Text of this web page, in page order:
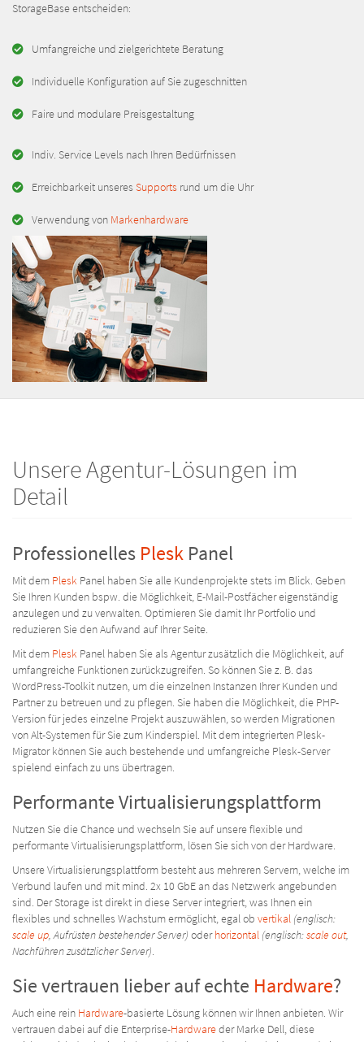
StorageBase entscheiden:
Umfangreiche und zielgerichtete Beratung
Individuelle Konfiguration auf Sie zugeschnitten
Faire und modulare Preisgestaltung
Indiv. Service Levels nach Ihren Bedürfnissen
Erreichbarkeit unseres Supports rund um die Uhr
Verwendung von Markenhardware
Unsere Agentur-Lösungen im
Detail
Professionelles Plesk Panel
Mit dem Plesk Panel haben Sie alle Kundenprojekte stets im Blick. Geben
Sie Ihren Kunden bspw. die Möglichkeit, E-Mail-Postfächer eigenständig
anzulegen und zu verwalten. Optimieren Sie damit Ihr Portfolio und
reduzieren Sie den Aufwand auf Ihrer Seite.
Mit dem Plesk Panel haben Sie als Agentur zusätzlich die Möglichkeit, auf
umfangreiche Funktionen zurückzugreifen. So können Sie z. B. das
WordPress-Toolkit nutzen, um die einzelnen Instanzen Ihrer Kunden und
Partner zu betreuen und zu pflegen. Sie haben die Möglichkeit, die PHP-
Version für jedes einzelne Projekt auszuwählen, so werden Migrationen
von Alt-Systemen für Sie zum Kinderspiel. Mit dem integrierten Plesk-
Migrator können Sie auch bestehende und umfangreiche Plesk-Server
spielend einfach zu uns übertragen.
Performante Virtualisierungsplattform
Nutzen Sie die Chance und wechseln Sie auf unsere flexible und
performante Virtualisierungsplattform, lösen Sie sich von der Hardware.
Unsere Virtualisierungsplattform besteht aus mehreren Servern, welche im
Verbund laufen und mit mind. 2x 10 GbE an das Netzwerk angebunden
sind. Der Storage ist direkt in diese Server integriert, was Ihnen ein
flexibles und schnelles Wachstum ermöglicht, egal ob vertikal (englisch:
scale up, Aufrüsten bestehender Server) oderhorizontal (englisch:scale out,
Nachführen zusätzlicher Server).
Sie vertrauen lieber auf echte Hardware?
Auch eine rein Hardware-basierte Lösung können wir Ihnen anbieten. Wir
vertrauen dabei auf die Enterprise-Hardwareder Marke Dell, diese